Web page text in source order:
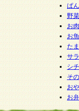
ぱん
野
お
お
た
サ
シ
そ
お
お